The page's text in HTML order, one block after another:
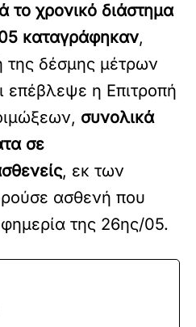
το χρονικό διάστημα
καταγράφηκαν,
της δέσμης μέτρων
επέβλεψε η Επιτροπή
συνολικά
σε
, εκ των
ασθενή που
της 26ης/05.